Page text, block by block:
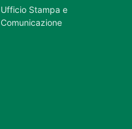
Ufficio Stampa e
Comunicazione